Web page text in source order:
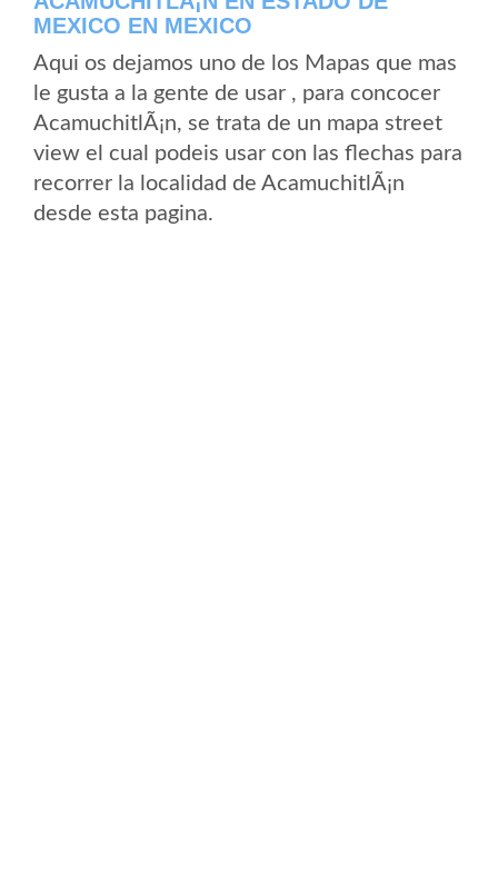
MEXICO EN MEXICO
Aqui os dejamos uno de los Mapas que mas
le gusta a la gente de usar , para concocer
AcamuchitlÃ¡n, se trata de un mapa street
view el cual podeis usar con las flechas para
recorrer la localidad de AcamuchitlÃ¡n
desde esta pagina.